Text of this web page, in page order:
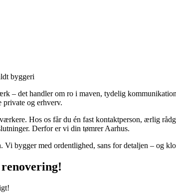
byggeri
– det handler om ro i maven, tydelig
private og erhverv.
Hos os får du én fast kontaktperson, ærlig
Derfor er vi din tømrer Aarhus.
bygger med ordentlighed, sans for detaljen – og